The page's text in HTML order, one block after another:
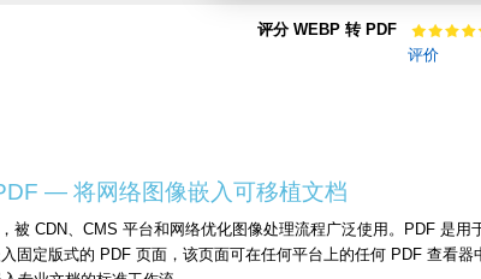
评分 WEBP 转 PDF
评价
— 将网络图像嵌入可移植文档
被 CDN、CMS 平台和网络优化图像处理流程广泛使用。PDF 是
固定版式的 PDF 页面，该页面可在任何平台上的任何 PDF 查看